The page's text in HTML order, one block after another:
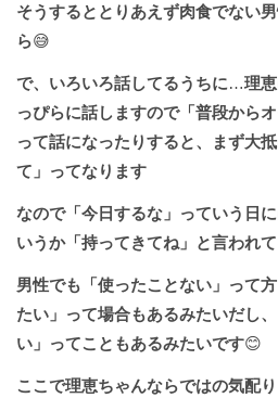
そうするととりあえず肉食でない
ら😅
で、いろいろ話してるうちに…理
っぴらに話しますので「普段から
って話になったりすると、まず大
て」ってなります
なので「今日するな」っていう日
いうか「持ってきてね」と言われ
男性でも「使ったことない」って
たい」って場合もあるみたいだし
い」ってこともあるみたいです😊
ここで理恵ちゃんならではの気配